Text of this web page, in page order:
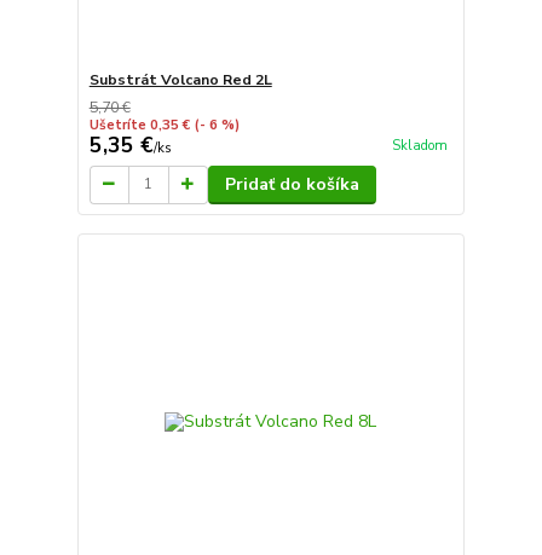
Substrát Volcano Red 2L
5,70 €
Ušetríte 0,35 € (- 6 %)
5,35 €/ks Skladom
Pridať do košíka